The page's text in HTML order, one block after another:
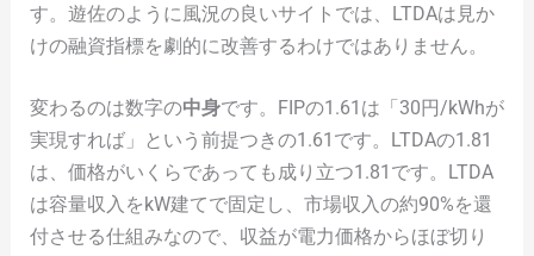
す。遊佐のように風況の良いサイトでは、LTDAは見か
けの融資指標を劇的に改善するわけではありません。
変わるのは数字の中身です。FIPの1.61は「30円/kWhが
実現すれば」という前提つきの1.61です。LTDAの1.81
は、価格がいくらであっても成り立つ1.81です。LTDA
は容量収入をkW建てで固定し、市場収入の約90%を還
付させる仕組みなので、収益が電力価格からほぼ切り